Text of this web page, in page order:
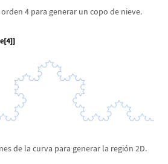
4 para generar un copo de nieve.
de la curva para generar la región 2D.